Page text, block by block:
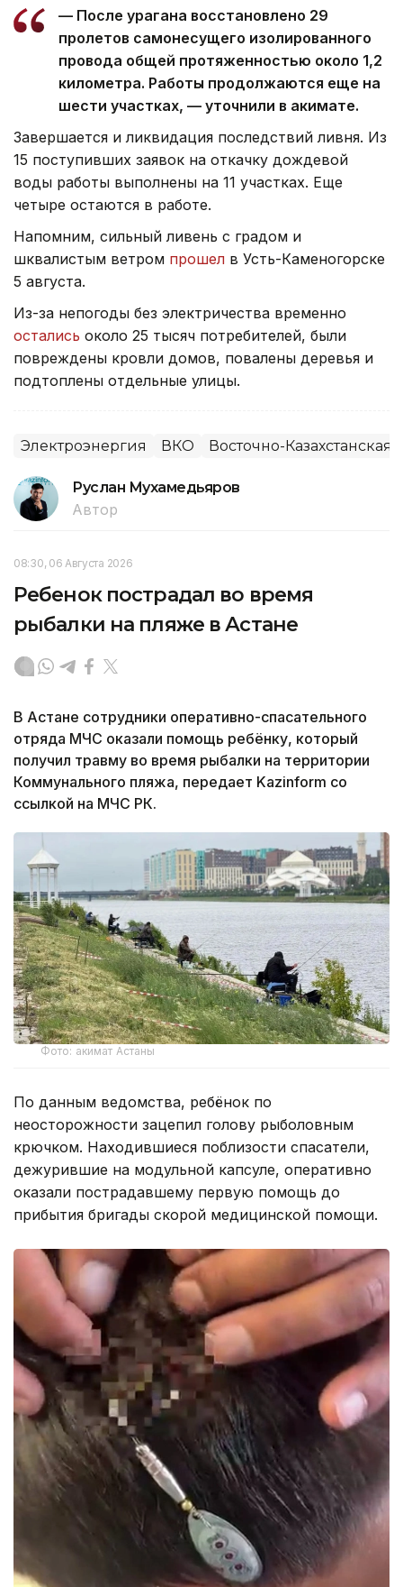
— После урагана восстановлено 29
пролетов самонесущего изолированного
провода общей протяженностью около 1,2
километра. Работы продолжаются еще на
шести участках, — уточнили в акимате.
Завершается и ликвидация последствий ливня. Из
15 поступивших заявок на откачку дождевой
воды работы выполнены на 11 участках. Еще
четыре остаются в работе.
Напомним, сильный ливень с градом и
шквалистым ветром прошел в Усть-Каменогорске
5 августа.
Из-за непогоды без электричества временно
остались около 25 тысяч потребителей, были
повреждены кровли домов, повалены деревья и
подтоплены отдельные улицы.
Электроэнергия ВКО Восточно-Казахстанская
Руслан Мухамедьяров
Автор
08:30, 06 Августа 2026
Ребенок пострадал во время
рыбалки на пляже в Астане
В Астане сотрудники оперативно-спасательного
отряда МЧС оказали помощь ребёнку, который
получил травму во время рыбалки на территории
Коммунального пляжа, передает Kazinform со
ссылкой на МЧС РК.
Фото: акимат Астаны
По данным ведомства, ребёнок по
неосторожности зацепил голову рыболовным
крючком. Находившиеся поблизости спасатели,
дежурившие на модульной капсуле, оперативно
оказали пострадавшему первую помощь до
прибытия бригады скорой медицинской помощи.